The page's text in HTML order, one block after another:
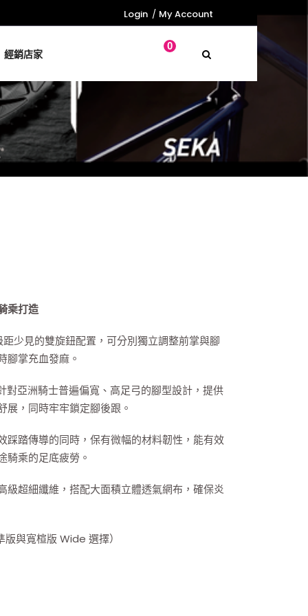
Login My Account
0
經銷店家
乘打造
距少見的雙旋鈕配置，可分別獨立調整前掌與腳
腳掌充血發麻。
對亞洲騎士普遍偏寬、高足弓的腳型設計，提供
展，同時牢牢鎖定腳後跟。
踩踏傳導的同時，保有微幅的材料韌性，能有效
騎乘的足底疲勞。
級超細纖維，搭配大面積立體透氣網布，確保炎
與寬楦版 Wide 選擇）